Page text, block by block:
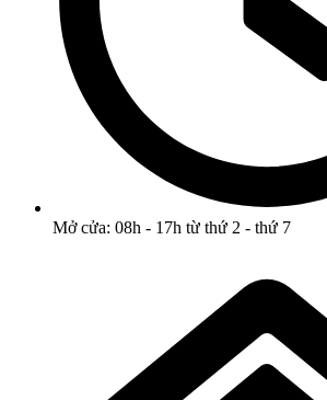
Mở cửa: 08h - 17h từ thứ 2 - thứ 7